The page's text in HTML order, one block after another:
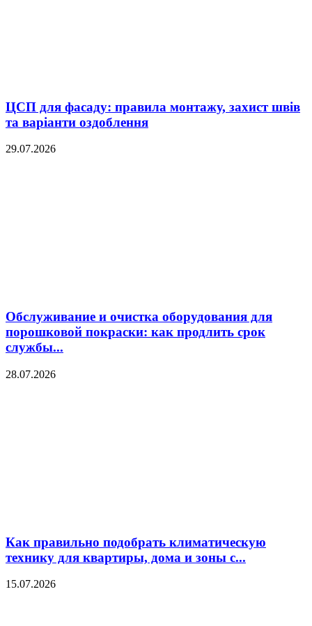
ЦСП для фасаду: правила монтажу, захист швів
та варіанти оздоблення
29.07.2026
Обслуживание и очистка оборудования для
порошковой покраски: как продлить срок
службы...
28.07.2026
Как правильно подобрать климатическую
технику для квартиры, дома и зоны с...
15.07.2026